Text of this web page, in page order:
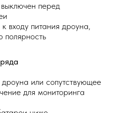
перед
входу питания дроуна,
полярность
или сопутствующее
для мониторинга